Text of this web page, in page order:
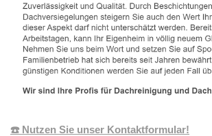
☎️ Nutzen Sie unser Kontaktformular!